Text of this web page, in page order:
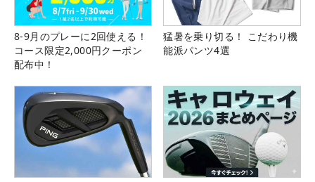
8-9月のプレーに2回使える！
コース限定2,000円クーポン
配布中！
猛暑を乗り切る！ こだわり機
能派パンツ4選